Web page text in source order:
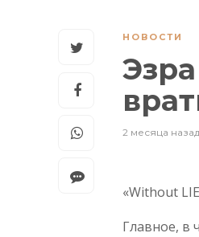
НОВОСТИ
2 месяца назад
«Without
Главное, в